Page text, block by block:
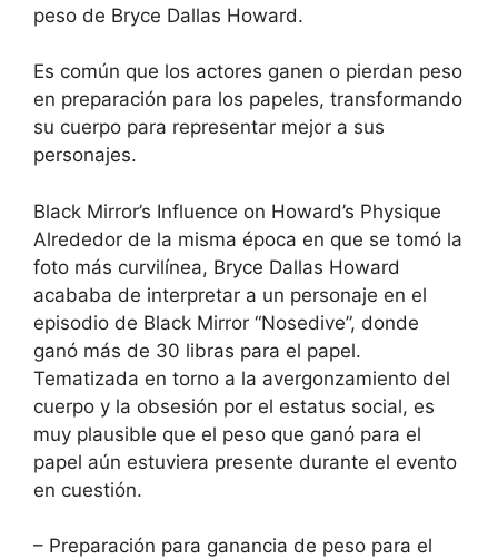
peso de Bryce Dallas Howard.
Es común que los actores ganen o pierdan peso
en preparación para los papeles, transformando
su cuerpo para representar mejor a sus
personajes.
Black Mirror’s Influence on Howard’s Physique
Alrededor de la misma época en que se tomó la
foto más curvilínea, Bryce Dallas Howard
acababa de interpretar a un personaje en el
episodio de Black Mirror “Nosedive”, donde
ganó más de 30 libras para el papel.
Tematizada en torno a la avergonzamiento del
cuerpo y la obsesión por el estatus social, es
muy plausible que el peso que ganó para el
papel aún estuviera presente durante el evento
en cuestión.
– Preparación para ganancia de peso para el